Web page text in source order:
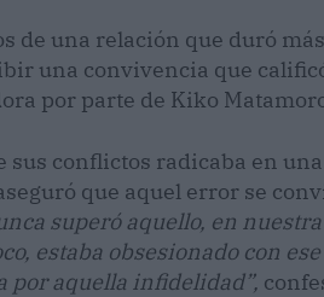
una relación que duró
una convivencia que
por parte de Kiko
sus conflictos radicaba en
que aquel error se
superó aquello, en
estaba obsesionado con
por aquella infidelidad”,